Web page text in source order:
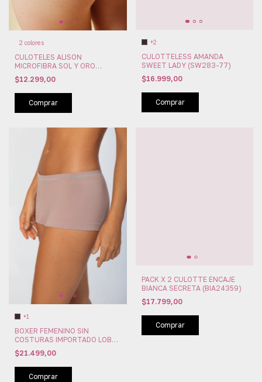
2 colores
CULOTELES ALISON
MICROFIBRA SOL Y ORO
(SYO53666)
$12.299,00
Comprar
+2
CULOTTELESS AMANDA
SWEET LADY (SW283-77)
$16.999,00
Comprar
+1
BOXER FEMENINO SIN
COSTURAS IMPORTADO LOBA
LUPO BRASIL (LU41800)
$21.499,00
Comprar
PACK X 2 CULOTTE ENCAJE
BIANCA SECRETA (BIA24359)
$17.799,00
Comprar